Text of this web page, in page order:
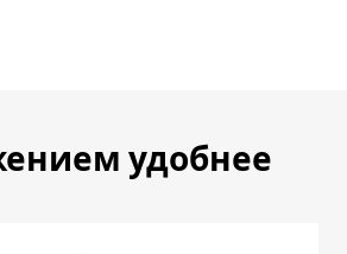
удобнее